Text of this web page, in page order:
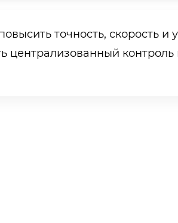
точность, скорость
централизованный